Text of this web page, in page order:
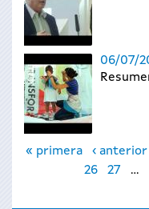
06/07/
Páginas
« primera ‹ anterior
26
27 …